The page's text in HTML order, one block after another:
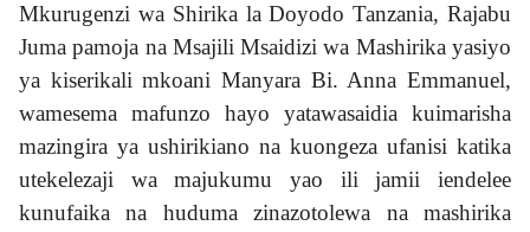
Mkurugenzi wa Shirika la Doyodo Tanzania, Rajabu
Juma pamoja na Msajili Msaidizi wa Mashirika yasiyo
ya kiserikali mkoani Manyara Bi. Anna Emmanuel,
wamesema mafunzo hayo yatawasaidia kuimarisha
mazingira ya ushirikiano na kuongeza ufanisi katika
utekelezaji wa majukumu yao ili jamii iendelee
kunufaika na huduma zinazotolewa na mashirika